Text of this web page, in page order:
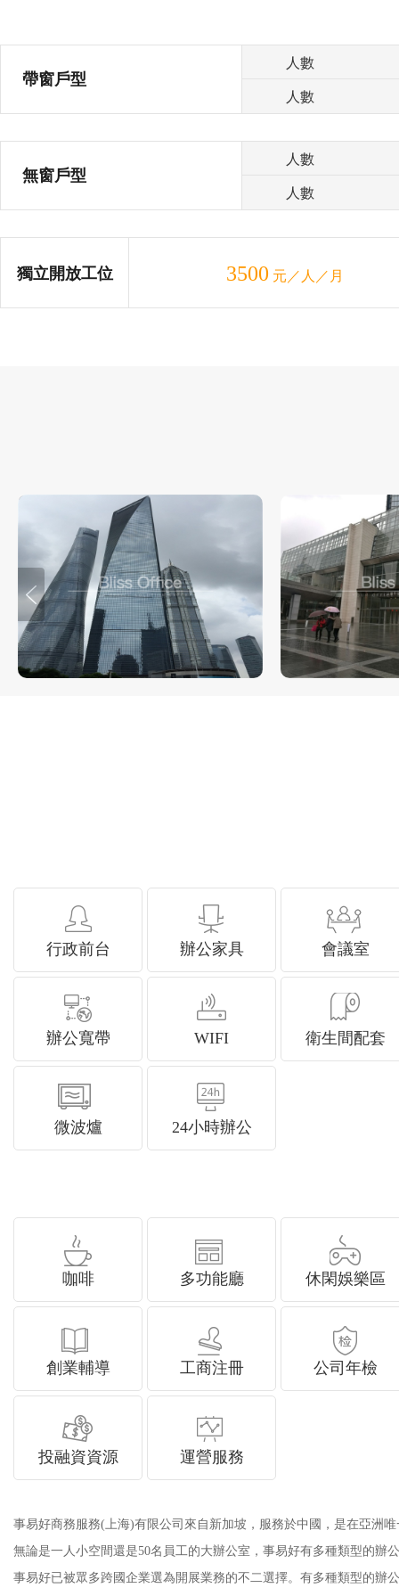
帶窗戶型
人數
人數
無窗戶型
人數
人數
獨立開放工位 3500 元／人／月
行政前台 辦公家具 會議室
辦公寬帶 WIFI 衛生間配套
微波爐 24小時辦公
咖啡 多功能廳 休閑娛樂區
創業輔導 工商注冊 公司年檢
投融資資源 運營服務
事易好商務服務(上海)有限公司 來自新加坡，服務於中國， 是在亞洲唯
無論是一人小空間還是50名員工的大辦公室，事易好有多種類型的辦公
事易好已被眾多跨國企業選為開展業務的不二選擇。有多種類型的辦公室